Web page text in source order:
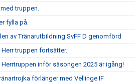
truppen.
fylla på.
av Tränarutbildning SvFF D genomförd
truppen fortsätter.
inför säsongen 2025 är igång!
förlänger med Vellinge IF